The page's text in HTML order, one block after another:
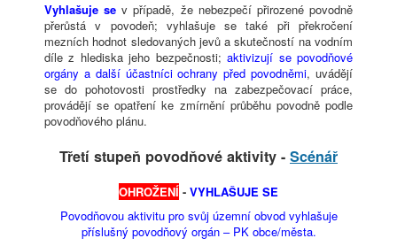
Vyhlašuje se v případě, že nebezpečí přirozené povodně
přerůstá v povodeň; vyhlašuje se také při překročení
mezních hodnot sledovaných jevů a skutečností na vodním
díle z hlediska jeho bezpečnosti;aktivizují se povodňové
orgány a další účastníci ochrany před povodněmi, uvádějí
se do pohotovosti prostředky na zabezpečovací práce,
provádějí se opatření ke zmírnění průběhu povodně podle
povodňového plánu.
Třetí stupeň povodňové aktivity - Scénář
OHROŽENÍ - VYHLAŠUJE SE
Povodňovou aktivitu pro svůj územní obvod vyhlašuje
příslušný povodňový orgán – PK obce/města.